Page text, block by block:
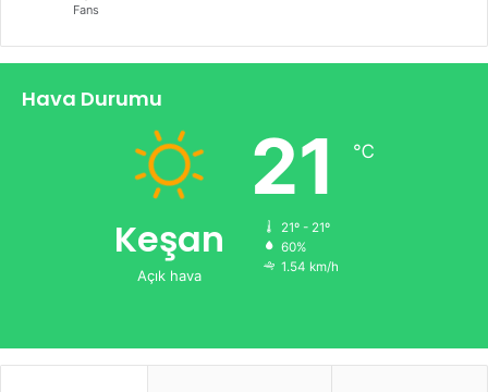
Fans
Hava Durumu
Keşan
Açık hava
21 ℃
21º - 21º
60%
1.54 km/h